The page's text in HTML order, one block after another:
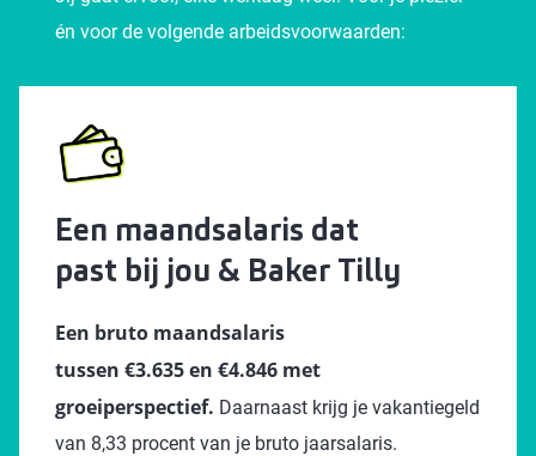
én voor de volgende arbeidsvoorwaarden:
Een maandsalaris dat
past bij jou & Baker Tilly
Een bruto maandsalaris
tussen €3.635 en €4.846 met
groeiperspectief. Daarnaast krijg je vakantiegeld
van 8,33 procent van je bruto jaarsalaris.